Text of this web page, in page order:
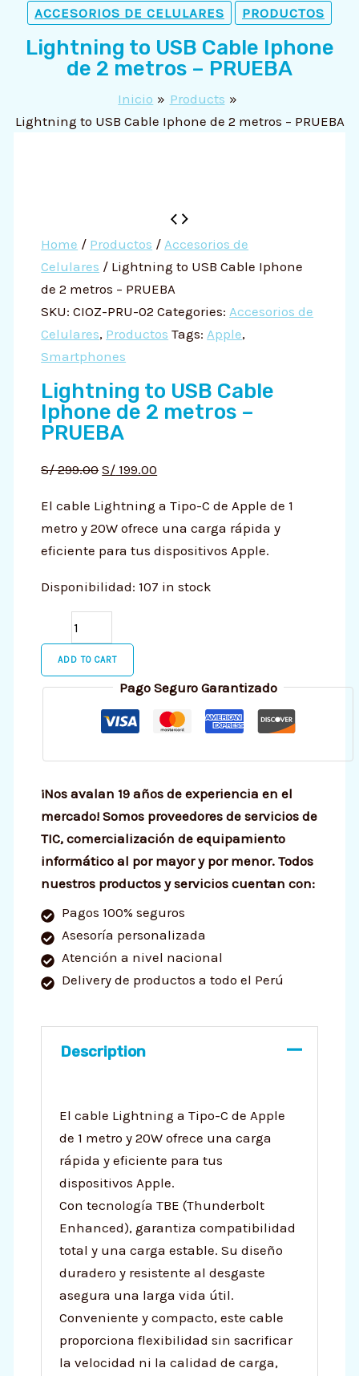
ACCESORIOS DE CELULARES PRODUCTOS
Lightning to USB Cable Iphone
de 2 metros – PRUEBA
Inicio
Products
Lightning to USB Cable Iphone de 2 metros – PRUEBA
Home / Productos / Accesorios de
Celulares / Lightning to USB Cable Iphone
de 2 metros – PRUEBA
SKU:CIOZ-PRU-02 Categories: Accesorios de
Celulares, Productos Tags: Apple,
Smartphones
Lightning to USB Cable
Iphone de 2 metros –
PRUEBA
S/299.00
price
was:
S/ 299.00.
S/ 199.00
Current
price
is:
S/ 199.00.
El cable Lightning a Tipo-C de Apple de 1
metro y 20W ofrece una carga rápida y
eficiente para tus dispositivos Apple.
Disponibilidad: 107 in stock
to
USB
Cable
Iphone
de
2
-
PRUEBA
quantity
ADD TO CART
Pago Seguro Garantizado
¡Nos avalan 19 años de experiencia en el
mercado! Somos proveedores de servicios de
TIC, comercialización de equipamiento
informático al por mayor y por menor. Todos
nuestros productos y servicios cuentan con:
Pagos 100% seguros
Asesoría personalizada
Atención a nivel nacional
Delivery de productos a todo el Perú
Description
El cable Lightning a Tipo-C de Apple
de 1 metro y 20W ofrece una carga
rápida y eficiente para tus
dispositivos Apple.
Con tecnología TBE (Thunderbolt
Enhanced), garantiza compatibilidad
total y una carga estable. Su diseño
duradero y resistente al desgaste
asegura una larga vida útil.
Conveniente y compacto, este cable
proporciona flexibilidad sin sacrificar
la velocidad ni la calidad de carga,